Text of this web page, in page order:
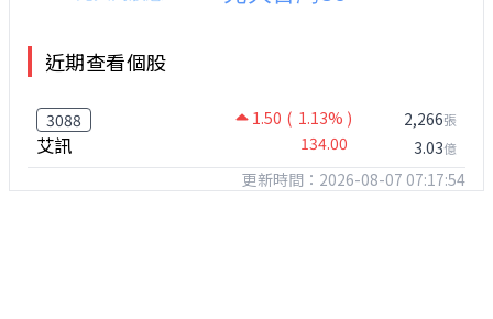
近期查看個股
3088 1.50 ( 1.13% )
艾訊 134.00
2,266張
3.03億
更新時間：2026-08-07 07:17:54